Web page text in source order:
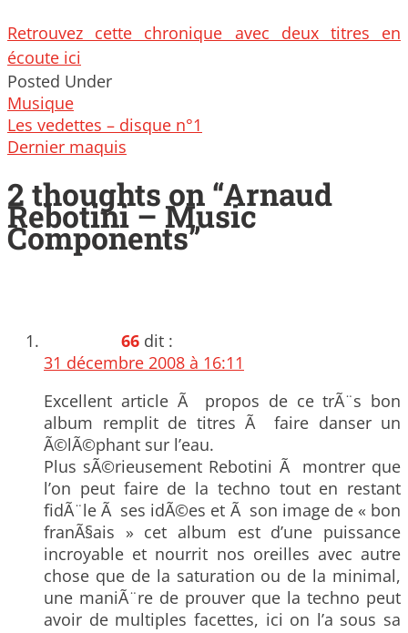
Retrouvez cette chronique avec deux titres en
écoute ici
Posted Under
Musique
Post
navigation
Les vedettes – disque n°1
Dernier maquis
2 thoughts on “Arnaud
Rebotini – Music
Components”
66 dit :
31 décembre 2008 à 16:11
Excellent article Ã propos de ce trÃ¨s bon
album remplit de titres Ã faire danser un
Ã©lÃ©phant sur l’eau.
Plus sÃ©rieusement Rebotini Ã montrer que
l’on peut faire de la techno tout en restant
fidÃ¨le Ã ses idÃ©es et Ã son image de « bon
franÃ§ais » cet album est d’une puissance
incroyable et nourrit nos oreilles avec autre
chose que de la saturation ou de la minimal,
une maniÃ¨re de prouver que la techno peut
avoir de multiples facettes, ici on l’a sous sa